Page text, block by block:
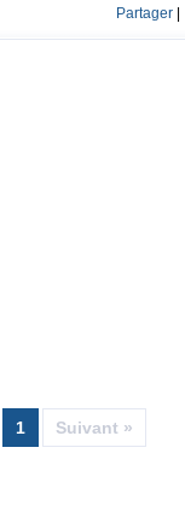
Partager
Suivant »
1